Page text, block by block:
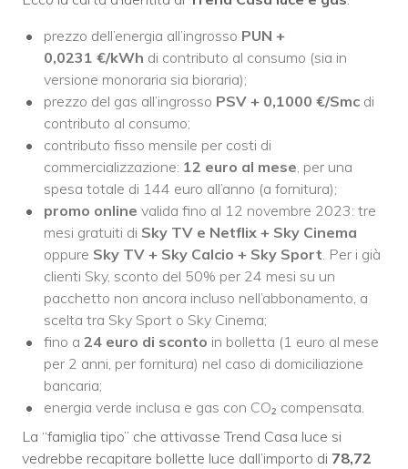
prezzo dell’energia all’ingrosso PUN +
0,0231 €/kWh di contributo al consumo (sia in
versione monoraria sia bioraria);
prezzo del gas all’ingrosso PSV + 0,1000 €/Smc di
contributo al consumo;
contributo fisso mensile per costi di
commercializzazione: 12 euro al mese , per una
spesa totale di 144 euro all’anno (a fornitura);
promo online valida fino al 12 novembre 2023: tre
mesi gratuiti di Sky TV e Netflix + Sky Cinema
oppure Sky TV + Sky Calcio + Sky Sport . Per i già
clienti Sky, sconto del 50% per 24 mesi su un
pacchetto non ancora incluso nell’abbonamento, a
scelta tra Sky Sport o Sky Cinema;
fino a 24 euro di sconto in bolletta (1 euro al mese
per 2 anni, per fornitura) nel caso di domiciliazione
bancaria;
energia verde inclusa e gas con CO₂ compensata.
La “famiglia tipo” che attivasse Trend Casa luce si
vedrebbe recapitare bollette luce dall’importo di 78,72